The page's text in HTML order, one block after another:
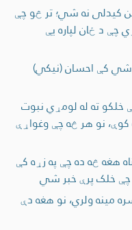
کیدلی نه شي؛ تر څو چې
چې د ځان لپاره یې
شي کې احسان (نیکي)
خلکو ته له لومړي نبوت
کوې، نو هر څه چې وغواړې
هغه څه ده چې په زړه کې
چې خلک پرې خبر شي
مینه ولري، نو هغه دې